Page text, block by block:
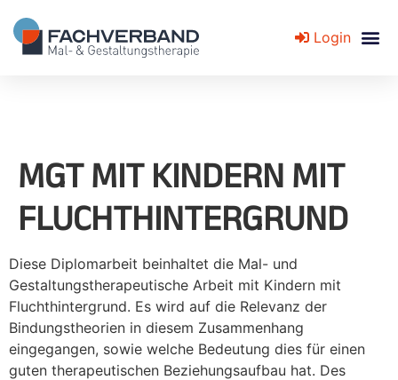
Login
MGT MIT KINDERN MIT
FLUCHTHINTERGRUND
Diese Diplomarbeit beinhaltet die Mal- und
Gestaltungstherapeutische Arbeit mit Kindern mit
Fluchthintergrund. Es wird auf die Relevanz der
Bindungstheorien in diesem Zusammenhang
eingegangen, sowie welche Bedeutung dies für einen
guten therapeutischen Beziehungsaufbau hat. Des